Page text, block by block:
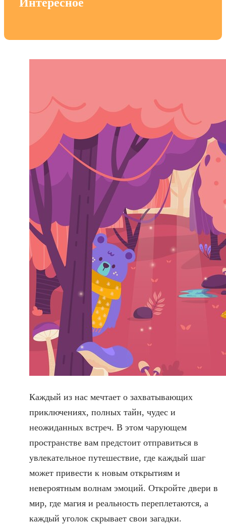
Интересное
Каждый из нас мечтает о захватывающих
приключениях, полных тайн, чудес и
неожиданных встреч. В этом чарующем
пространстве вам предстоит отправиться в
увлекательное путешествие, где каждый шаг
может привести к новым открытиям и
невероятным волнам эмоций. Откройте двери в
мир, где магия и реальность переплетаются, а
каждый уголок скрывает свои загадки.